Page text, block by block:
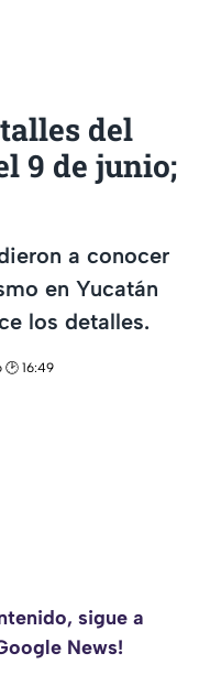
del
9 de junio;
a conocer
en Yucatán
los detalles.
🕑 16:49
sigue a
News!